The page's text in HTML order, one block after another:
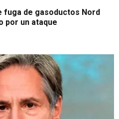
fuga de gasoductos Nord
por un ataque